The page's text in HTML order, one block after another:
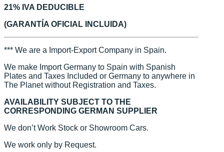
21% IVA DEDUCIBLE
(GARANTÍA OFICIAL INCLUIDA)
*** We are a Import-Export Company in Spain.
We make Import Germany to Spain with Spanish
Plates and Taxes Included or Germany to anywhere in
The Planet without Registration and Taxes.
AVAILABILITY SUBJECT TO THE
CORRESPONDING GERMAN SUPPLIER
We don’t Work Stock or Showroom Cars.
We work only by Request.